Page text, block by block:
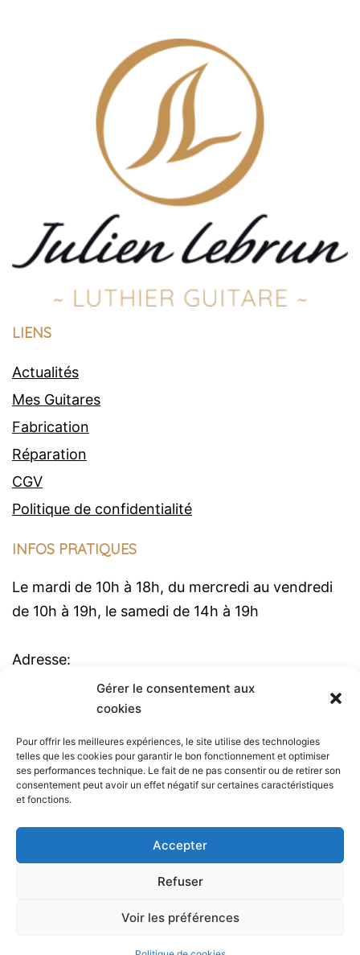
Gérer le consentement aux
cookies
Pour offrir les meilleures expériences, le site utilise des technologies
telles que les cookies pour garantir le bon fonctionnement et optimiser
ses performances technique. Le fait de ne pas consentir ou de retirer son
consentement peut avoir un effet négatif sur certaines caractéristiques
et fonctions.
Accepter
Refuser
Voir les préférences
PUBLICATIONS
LIENS
Actualités
Mes Guitares
Fabrication
Réparation
CGV
Politique de confidentialité
INFOS PRATIQUES
Le mardi de 10h à 18h, du mercredi au vendredi
de 10h à 19h, le samedi de 14h à 19h
Adresse:
99 rue de l'amiral Courbet 59170 CROIX
ME CONTACTER
Besoin de plus d'informations ? N'hésitez pas à
me contacter !